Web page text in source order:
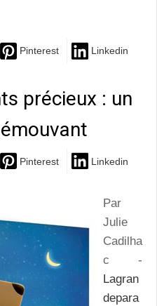
Pinterest Linkedin
précieux : un
Pinterest Linkedin
Par
Julie
Cadilha
c -
Lagran
depara